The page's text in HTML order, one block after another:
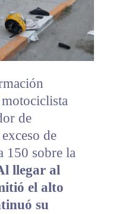
de
de
150 sobre la
llegar al
el alto
su